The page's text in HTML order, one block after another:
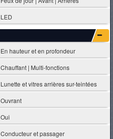
LED
En hauteur et en profondeur
Chauffant | Multi-fonctions
Lunette et vitres arrières sur-teintées
Ouvrant
Oui
Conducteur et passager